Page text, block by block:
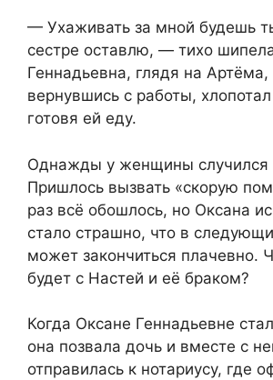
— Ухаживать за мной будешь
сестре оставлю, — тихо
Геннадьевна, глядя на Артёма,
вернувшись с работы,
готовя ей еду.
Однажды у женщины случился
Пришлось вызвать «скорую
раз всё обошлось, но Оксана
стало страшно, что в
может закончиться плачевно.
будет с Настей и её браком?
Когда Оксане Геннадьевне
она позвала дочь и вместе с
отправилась к нотариусу, где